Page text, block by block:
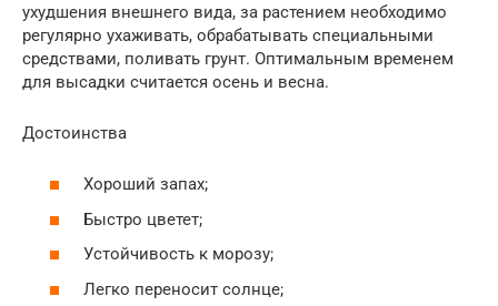
ухудшения внешнего вида, за растением необходимо
регулярно ухаживать, обрабатывать специальными
средствами, поливать грунт. Оптимальным временем
для высадки считается осень и весна.
Достоинства
Хороший запах;
Быстро цветет;
Устойчивость к морозу;
Легко переносит солнце;